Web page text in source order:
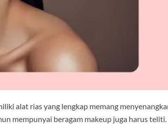
alat rias yang lengkap memang
mempunyai beragam makeup juga harus teliti.